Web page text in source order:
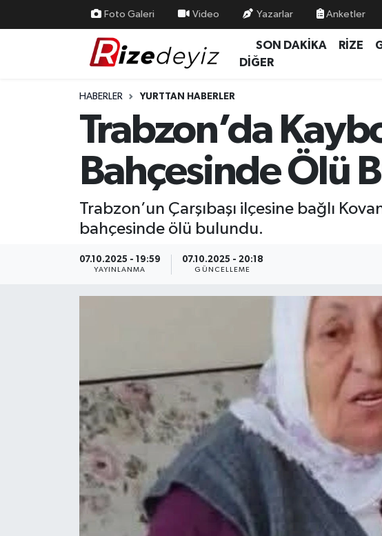
Foto Galeri Video Yazarlar Anketler
SON DAKİKA RİZE
DİĞER
HABERLER YURTTAN HABERLER
Trabzon’da
Bahçesinde Ölü
Trabzon’un Çarşıbaşı ilçesine bağlı
bahçesinde ölü bulundu.
07.10.2025 - 19:59
YAYINLANMA
07.10.2025 - 20:18
GÜNCELLEME
Yurttan Haberler
Ekonomi
Rize Nöbetçi Eczaneler
Rize Trafik Yoğunluk Haritası
Süper Lig Puan Durumu ve Fikstür
Son Dakika Haberleri
Haber Arşivi